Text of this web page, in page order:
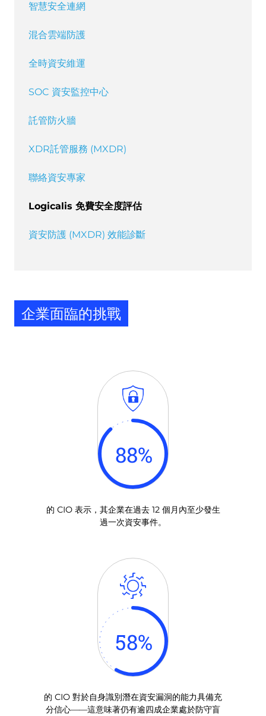
智慧安全連網
混合雲端防護
全時資安維運
SOC 資安監控中心
託管防火牆
XDR託管服務 (MXDR)
聯絡資安專家
Logicalis 免費安全度評估
資安防護 (MXDR) 效能診斷
企業面臨的挑戰
88%
的 CIO 表示，其企業在過去 12 個月內至少發生
過一次資安事件。
58%
的 CIO 對於自身識別潛在資安漏洞的能力具備充
分信心——這意味著仍有逾四成企業處於防守盲